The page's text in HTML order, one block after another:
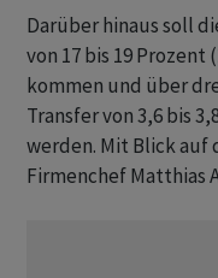
Darüber hinaus soll
von 17 bis 19 Prozent
kommen und über
Transfer von 3,6 bis
werden. Mit Blick auf
Firmenchef Matthias